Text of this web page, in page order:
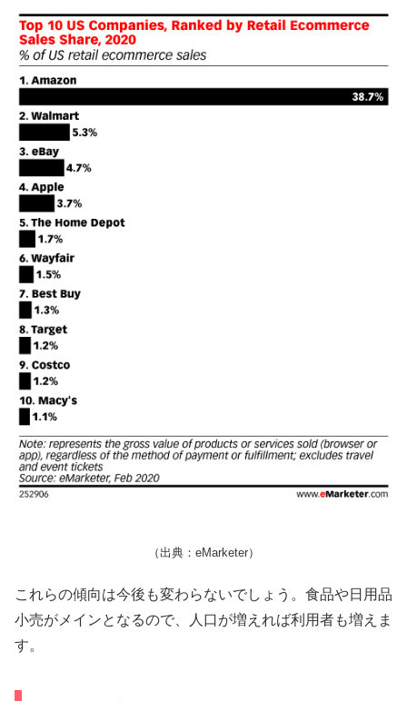
（出典：eMarketer）
これらの傾向は今後も変わらないでしょう。食品や日用品
小売がメインとなるので、人口が増えれば利用者も増えま
す。